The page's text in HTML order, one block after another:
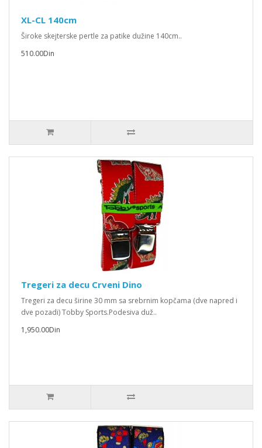
XL-CL 140cm
Široke skejterske pertle za patike dužine 140cm..
510.00Din
Tregeri za decu Crveni Dino
Tregeri za decu širine 30 mm sa srebrnim kopčama (dve napred i
dve pozadi) Tobby Sports.Podesiva duž..
1,950.00Din